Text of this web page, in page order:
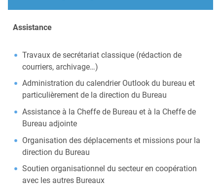
Assistance
Travaux de secrétariat classique (rédaction de
courriers, archivage…)
Administration du calendrier Outlook du bureau et
particulièrement de la direction du Bureau
Assistance à la Cheffe de Bureau et à la Cheffe de
Bureau adjointe
Organisation des déplacements et missions pour la
direction du Bureau
Soutien organisationnel du secteur en coopération
avec les autres Bureaux